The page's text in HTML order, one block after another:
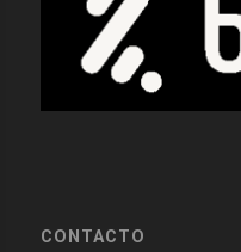
CONTACTO